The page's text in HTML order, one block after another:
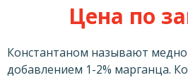
Цена по
Константаном называют
добавлением 1-2% марганца.